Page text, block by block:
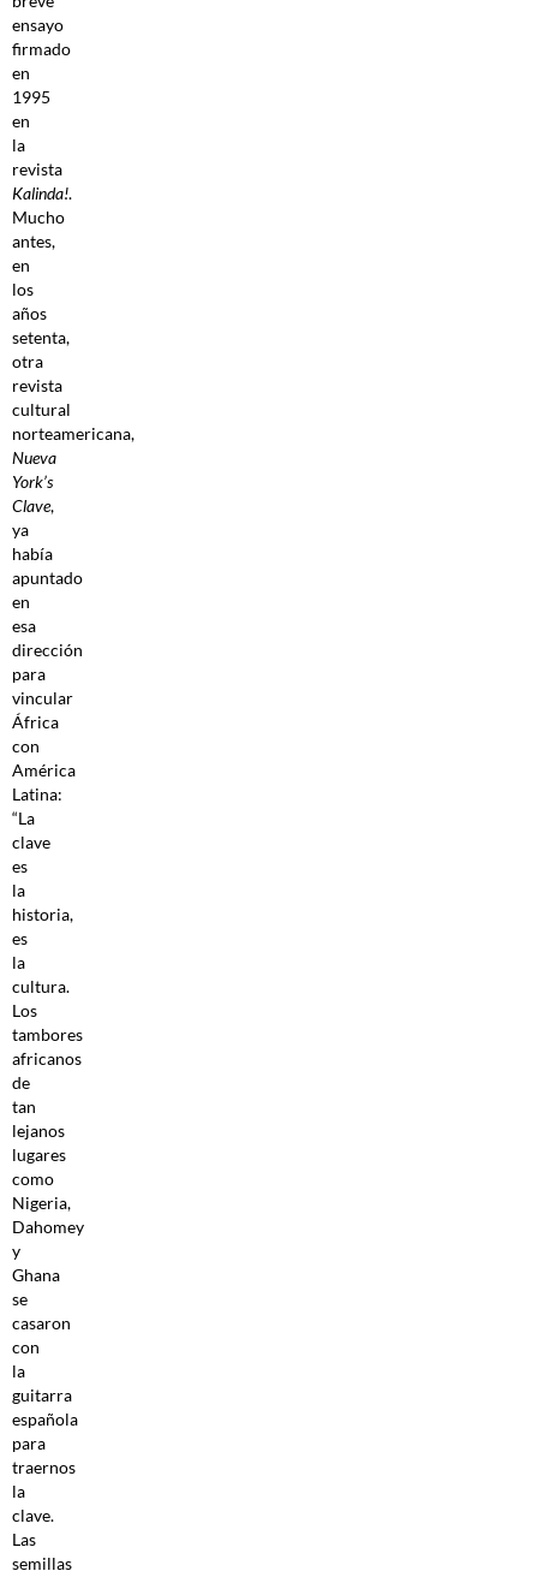
ensayo
firmado
en
1995
en
la
revista
Kalinda!.
Mucho
antes,
en
los
años
setenta,
otra
revista
cultural
norteamericana,
Nueva
York’s
Clave,
ya
había
apuntado
en
esa
dirección
para
vincular
África
con
América
Latina:
“La
clave
es
la
historia,
es
la
cultura.
Los
tambores
africanos
de
tan
lejanos
lugares
como
Nigeria,
Dahomey
y
Ghana
se
casaron
con
la
guitarra
española
para
traernos
la
clave.
Las
semillas